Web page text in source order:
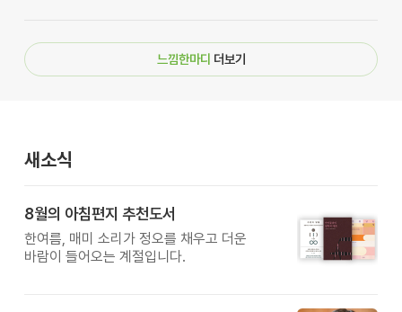
느낌한마디 더보기
새소식
8월의 아침편지 추천도서
한여름, 매미 소리가 정오를 채우고 더운
바람이 들어오는 계절입니다.